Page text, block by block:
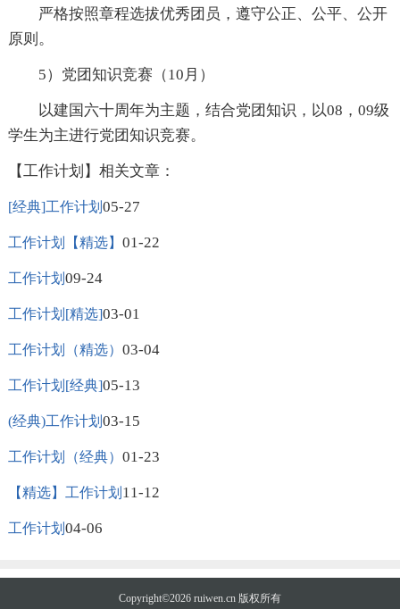
严格按照章程选拔优秀团员，遵守公正、公平、公开
原则。
5）党团知识竞赛（10月）
以建国六十周年为主题，结合党团知识，以08，09级
学生为主进行党团知识竞赛。
【工作计划】相关文章：
[经典]工作计划 05-27
工作计划【精选】 01-22
工作计划 09-24
工作计划[精选]03-01
工作计划（精选） 03-04
工作计划[经典]05-13
(经典)工作计划 03-15
工作计划（经典） 01-23
【精选】工作计划 11-12
工作计划 04-06
Copyright©2026 ruiwen.cn 版权所有